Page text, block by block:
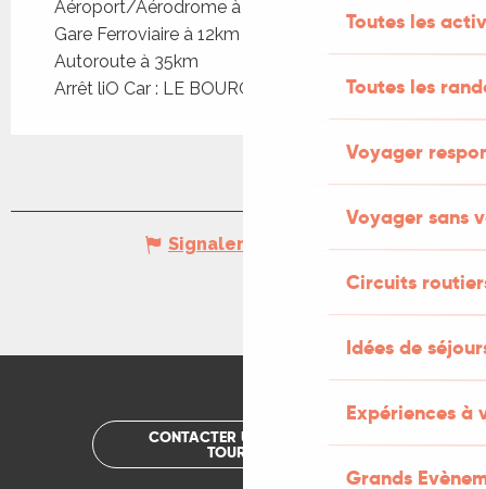
Toutes les
Toutes les
Voyager
Voyager sans
Circuits
Idées de
Expériences à
Grands
Aéroport/Aérodrome à 70km
Gare Ferroviaire à 12km
Autoroute à 35km
Arrêt liO Car : LE BOURG - Bourg à 3km
Signaler une erreur
CONTACTER UN OFFICE DE
TOURISME